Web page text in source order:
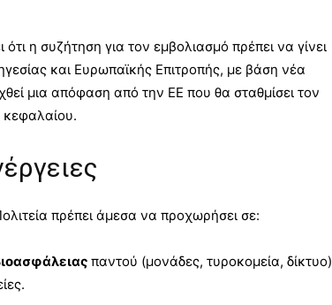
ότι η συζήτηση για τον εμβολιασμό πρέπει να γίνει
και Ευρωπαϊκής Επιτροπής, με βάση νέα
μια απόφαση από την ΕΕ που θα σταθμίσει τον
κεφαλαίου.
πρέπει άμεσα να προχωρήσει σε:
παντού (μονάδες, τυροκομεία, δίκτυο)